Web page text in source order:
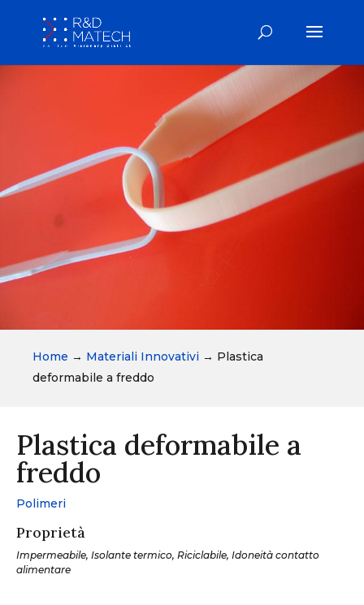
Home → Materiali Innovativi → Plastica
deformabile a freddo
Plastica deformabile a
freddo
Polimeri
Proprietà
Impermeabile, Isolante termico, Riciclabile, Idoneità contatto
alimentare